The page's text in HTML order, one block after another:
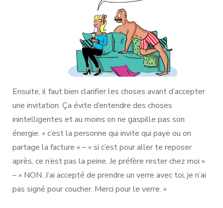
Ensuite, il faut bien clarifier les choses avant d’accepter
une invitation. Ça évite d’entendre des choses
inintelligentes et au moins on ne gaspille pas son
énergie. « c’est la personne qui invite qui paye ou on
partage la facture » – « si c’est pour aller te reposer
après, ce n’est pas la peine. Je préfère rester chez moi »
– « NON. J’ai accepté de prendre un verre avec toi, je n’ai
pas signé pour coucher. Merci pour le verre. »